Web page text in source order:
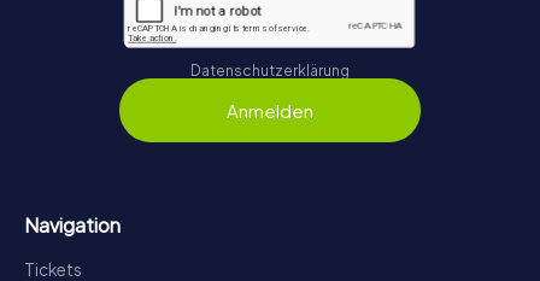
Datenschutzerklärung
Anmelden
Navigation
Tickets